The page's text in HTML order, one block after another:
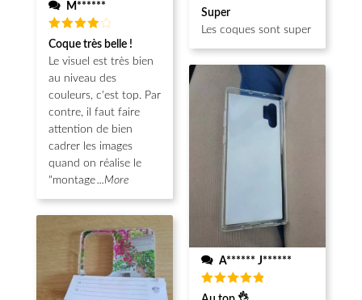
M******
Note4
sur 5
Coque très belle !
Le visuel est très bien
au niveau des
couleurs, c'est top. Par
contre, il faut faire
attention de bien
cadrer les images
quand on réalise le
"montage...More
Note
sur 5
Super
Les coques sont super
A****** J******
Note5